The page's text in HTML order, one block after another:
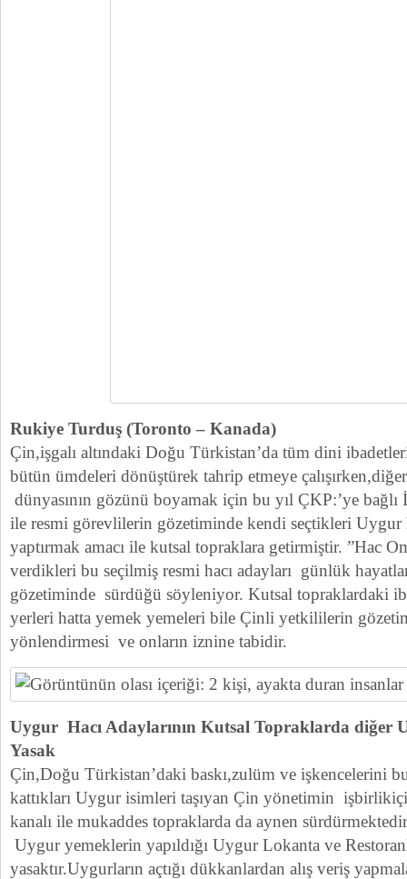
Rukiye Turduş (Toronto – Kanada)
Çin,işgalı altındaki Doğu Türkistan’da tüm dini
bütün ümdeleri dönüştürek tahrip etmeye
dünyasının gözünü boyamak için bu yıl ÇKP:’ye
ile resmi görevlilerin gözetiminde kendi seçtikleri Uygur
yaptırmak amacı ile kutsal topraklara getirmiştir. ”Hac
verdikleri bu seçilmiş resmi hacı adayları günlük
gözetiminde sürdüğü söyleniyor. Kutsal topraklardaki
yerleri hatta yemek yemeleri bile Çinli yetkililerin
yönlendirmesi ve onların iznine tabidir.
Uygur Hacı Adaylarının Kutsal Topraklarda diğer
Yasak
Çin,Doğu Türkistan’daki baskı,zulüm ve işkencelerini bu
kattıkları Uygur isimleri taşıyan Çin yönetimin
kanalı ile mukaddes topraklarda da aynen
Uygur yemeklerin yapıldığı Uygur Lokanta ve
yasaktır.Uygurların açtığı dükkanlardan alış veriş